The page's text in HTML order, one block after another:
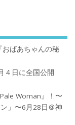
ばあちゃんの秘
４日に全国公開
Woman』！〜
」〜6月28日＠神